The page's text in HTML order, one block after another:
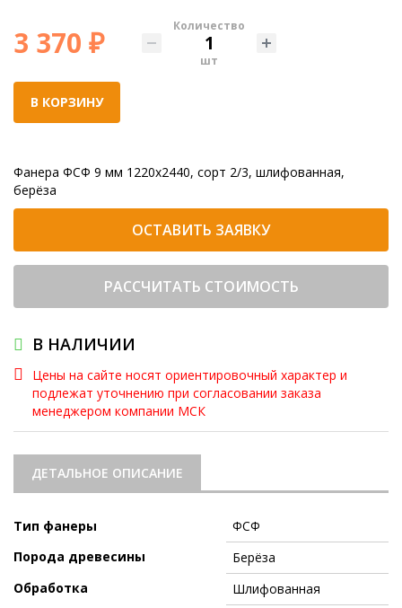
3 370 ₽ Количество
шт
В КОРЗИНУ
Фанера ФСФ 9 мм 1220x2440, сорт 2/3, шлифованная,
берёза
ОСТАВИТЬ ЗАЯВКУ
РАССЧИТАТЬ СТОИМОСТЬ
В НАЛИЧИИ
Цены на сайте носят ориентировочный характер и
подлежат уточнению при согласовании заказа
менеджером компании МСК
ДЕТАЛЬНОЕ ОПИСАНИЕ
Тип фанеры
ФСФ
Порода древесины
Берёза
Обработка
Шлифованная